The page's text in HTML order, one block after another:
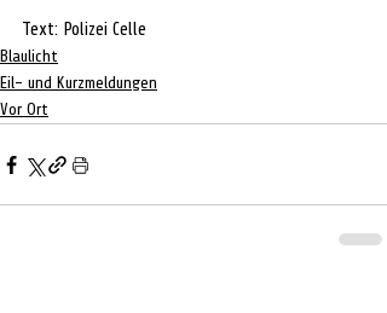
Text: Polizei Celle
Blaulicht
Eil- und Kurzmeldungen
Vor Ort